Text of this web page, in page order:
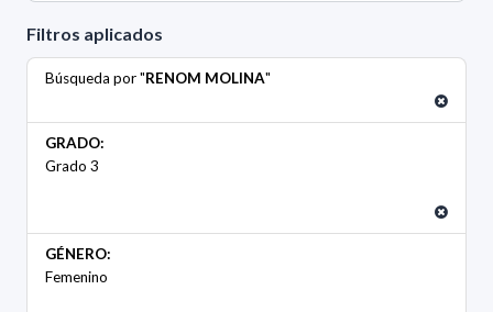
Filtros aplicados
Búsqueda por "RENOM MOLINA"
GRADO:
Grado 3
GÉNERO:
Femenino